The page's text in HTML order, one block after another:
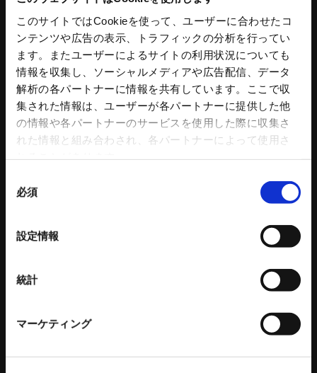
このサイトではCookieを使って、ユーザーに合わせたコ
ンテンツや広告の表示、トラフィックの分析を行ってい
ます。またユーザーによるサイトの利用状況についても
情報を収集し、ソーシャルメディアや広告配信、データ
解析の各パートナーに情報を共有しています。ここで収
集された情報は、ユーザーが各パートナーに提供した他
の情報や各パートナーのサービスを使用した際に収集さ
れた情報と組み合わされ、各パートナーによって使用さ
必須
設定情報
統計
マーケティング
スタンダードチャック
アドバンスチャック
ハンドチャック
チャック部品
把握力計
回転シリンダ
NC円テーブル
NC円テーブルオプション
パワーバイス
ワークグリッパ
カタログダウンロード
生産終了品のご案内
コンクリートプラント
コンクリートミキサ
操作盤
プラント水処理設備
プラント付帯設備
トリートメントプロ
コンクリートプラント 関連記事
環境設備
リサイクルプラントシステム
タワークレーン - ビルマンシリーズ